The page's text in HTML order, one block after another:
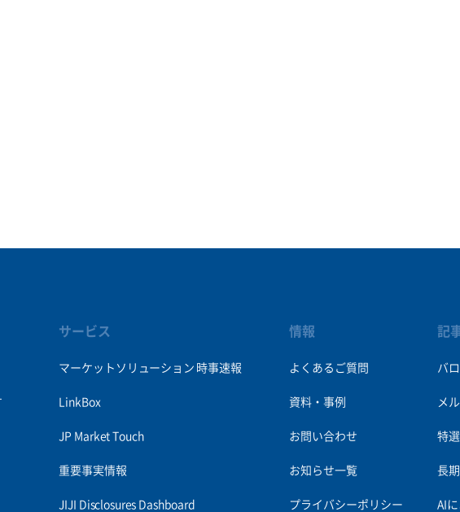
サービス
マーケットソリューション
LinkBox
JP Market Touch
重要事実情報
JIJI Disclosures Dashboard
時事速報
情報
よくあるご質問
資料・事例
お問い合わせ
お知らせ一覧
プライバシーポリシー
記
バ
メ
特
長
AI